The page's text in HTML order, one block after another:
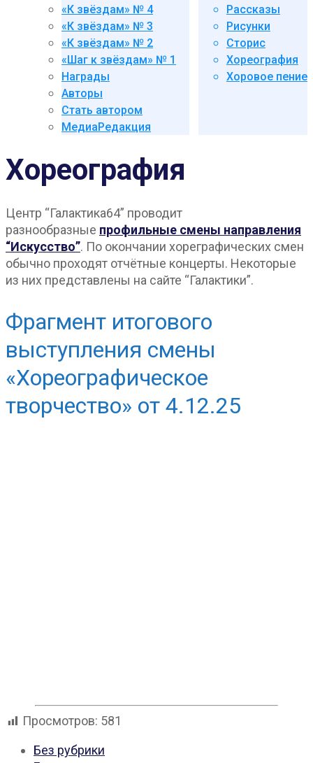
«К звёздам» № 4
«К звёздам» № 3
«К звёздам» № 2
«Шаг к звёздам» № 1
Награды
Авторы
Стать автором
МедиаРедакция
Рассказы
Рисунки
Сторис
Хореография
Хоровое пение
Хореография
Центр “Галактика64” проводит
разнообразные профильные смены направления
“Искусство”. По окончании хореграфических смен
обычно проходят отчётные концерты. Некоторые
из них представлены на сайте “Галактики”.
Фрагмент итогового
выступления смены
«Хореографическое
творчество» от 4.12.25
Просмотров: 581
Без рубрики